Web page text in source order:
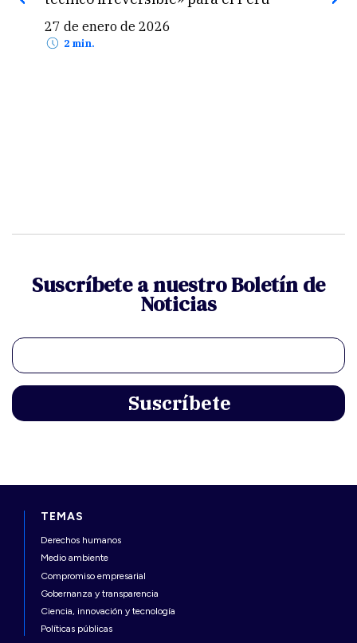
de 2026
pagarás si no
Suscríbete a nuestro Boletín de
Noticias
TEMAS
Derechos humanos
Medio ambiente
Compromiso empresarial
Gobernanza y transparencia
Ciencia, innovación y tecnología
Políticas públicas